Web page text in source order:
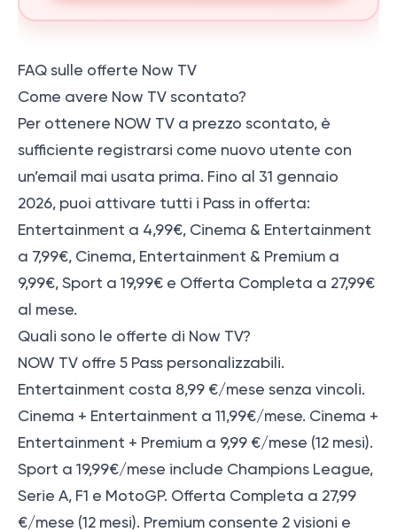
FAQ sulle offerte Now TV
Come avere Now TV scontato?
Per ottenere NOW TV a prezzo scontato, è
sufficiente registrarsi come nuovo utente con
un’email mai usata prima. Fino al 31 gennaio
2026, puoi attivare tutti i Pass in offerta:
Entertainment a 4,99€, Cinema & Entertainment
a 7,99€, Cinema, Entertainment & Premium a
9,99€, Sport a 19,99€ e Offerta Completa a 27,99€
al mese.
Quali sono le offerte di Now TV?
NOW TV offre 5 Pass personalizzabili.
Entertainment costa 8,99 €/mese senza vincoli.
Cinema + Entertainment a 11,99€/mese. Cinema +
Entertainment + Premium a 9,99 €/mese (12 mesi).
Sport a 19,99€/mese include Champions League,
Serie A, F1 e MotoGP. Offerta Completa a 27,99
€/mese (12 mesi). Premium consente 2 visioni e